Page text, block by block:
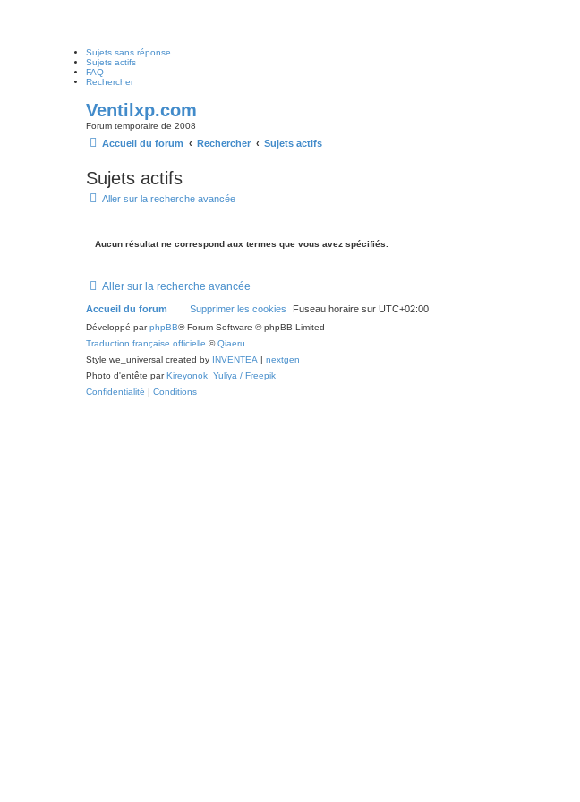
Sujets sans réponse
Sujets actifs
FAQ
Rechercher
Ventilxp.com
Forum temporaire de 2008
Accueil du forum Rechercher Sujets actifs
Sujets actifs
Aller sur la recherche avancée
Aucun résultat ne correspond aux termes que vous avez spécifiés.
Aller sur la recherche avancée
Accueil du forum Supprimer les cookies Fuseau horaire sur UTC+02:00
Développé parphpBB® Forum Software © phpBB Limited
Traduction française officielle ©Qiaeru
Style we_universal created by INVENTEA | nextgen
Photo d'entête parKireyonok_Yuliya / Freepik
Confidentialité | Conditions